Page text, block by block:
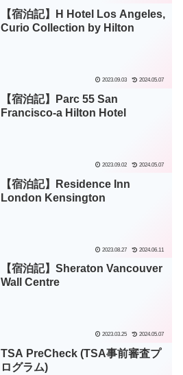
【宿泊記】H Hotel Los Angeles,
Curio Collection by Hilton
2023.09.03 2024.05.07
【宿泊記】Parc 55 San
Francisco-a Hilton Hotel
2023.09.02 2024.05.07
【宿泊記】Residence Inn
London Kensington
2023.08.27 2024.06.11
【宿泊記】Sheraton Vancouver
Wall Centre
2023.03.25 2024.05.07
TSA PreCheck (TSA事前審査プ
ログラム)